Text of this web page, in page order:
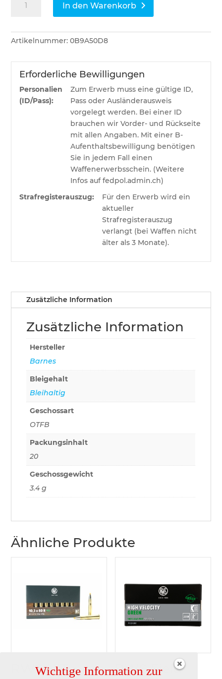
Range
OTFB
5.56x45
In den Warenkorb
Artikelnummer:0B9A50D8
Erforderliche Bewilligungen
Personalien
(ID/Pass):
Zum Erwerb muss eine gültige ID,
Pass oder Ausländerausweis
vorgelegt werden. Bei einer ID
brauchen wir Vorder- und Rückseite
mit allen Angaben. Mit einer B-
Aufenthaltsbewilligung benötigen
Sie in jedem Fall einen
Waffenerwerbsschein. (Weitere
Infos auf fedpol.admin.ch)
Strafregisterauszug:
Für den Erwerb wird ein
aktueller
Strafregisterauszug
verlangt (bei Waffen nicht
älter als 3 Monate).
Zusätzliche Information
Zusätzliche Information
Hersteller
Barnes
Bleigehalt
Bleihaltig
Geschossart
OTFB
Packungsinhalt
20
Geschossgewicht
3.4 g
Ähnliche Produkte
RWS HIT
RWS Field
Wichtige Information zur